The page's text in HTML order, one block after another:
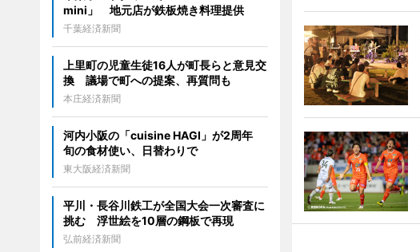
mini」 地元店が鉄板焼き料理提供
千葉経済新聞
上里町の児童生徒16人が町長らと意見交
換 議場で町への提案、再質問も
本庄経済新聞
河内小阪の「cuisine HAGI」が2周年
旬の食材使い、日替わりで
東大阪経済新聞
平川・長谷川鉄工が全国大会一次審査に
挑む 浮世絵を10層の鋼板で再現
弘前経済新聞